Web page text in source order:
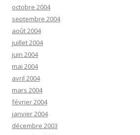
octobre 2004
septembre 2004
août 2004
juillet 2004
juin 2004
mai 2004
avril 2004
mars 2004
février 2004
janvier 2004
décembre 2003